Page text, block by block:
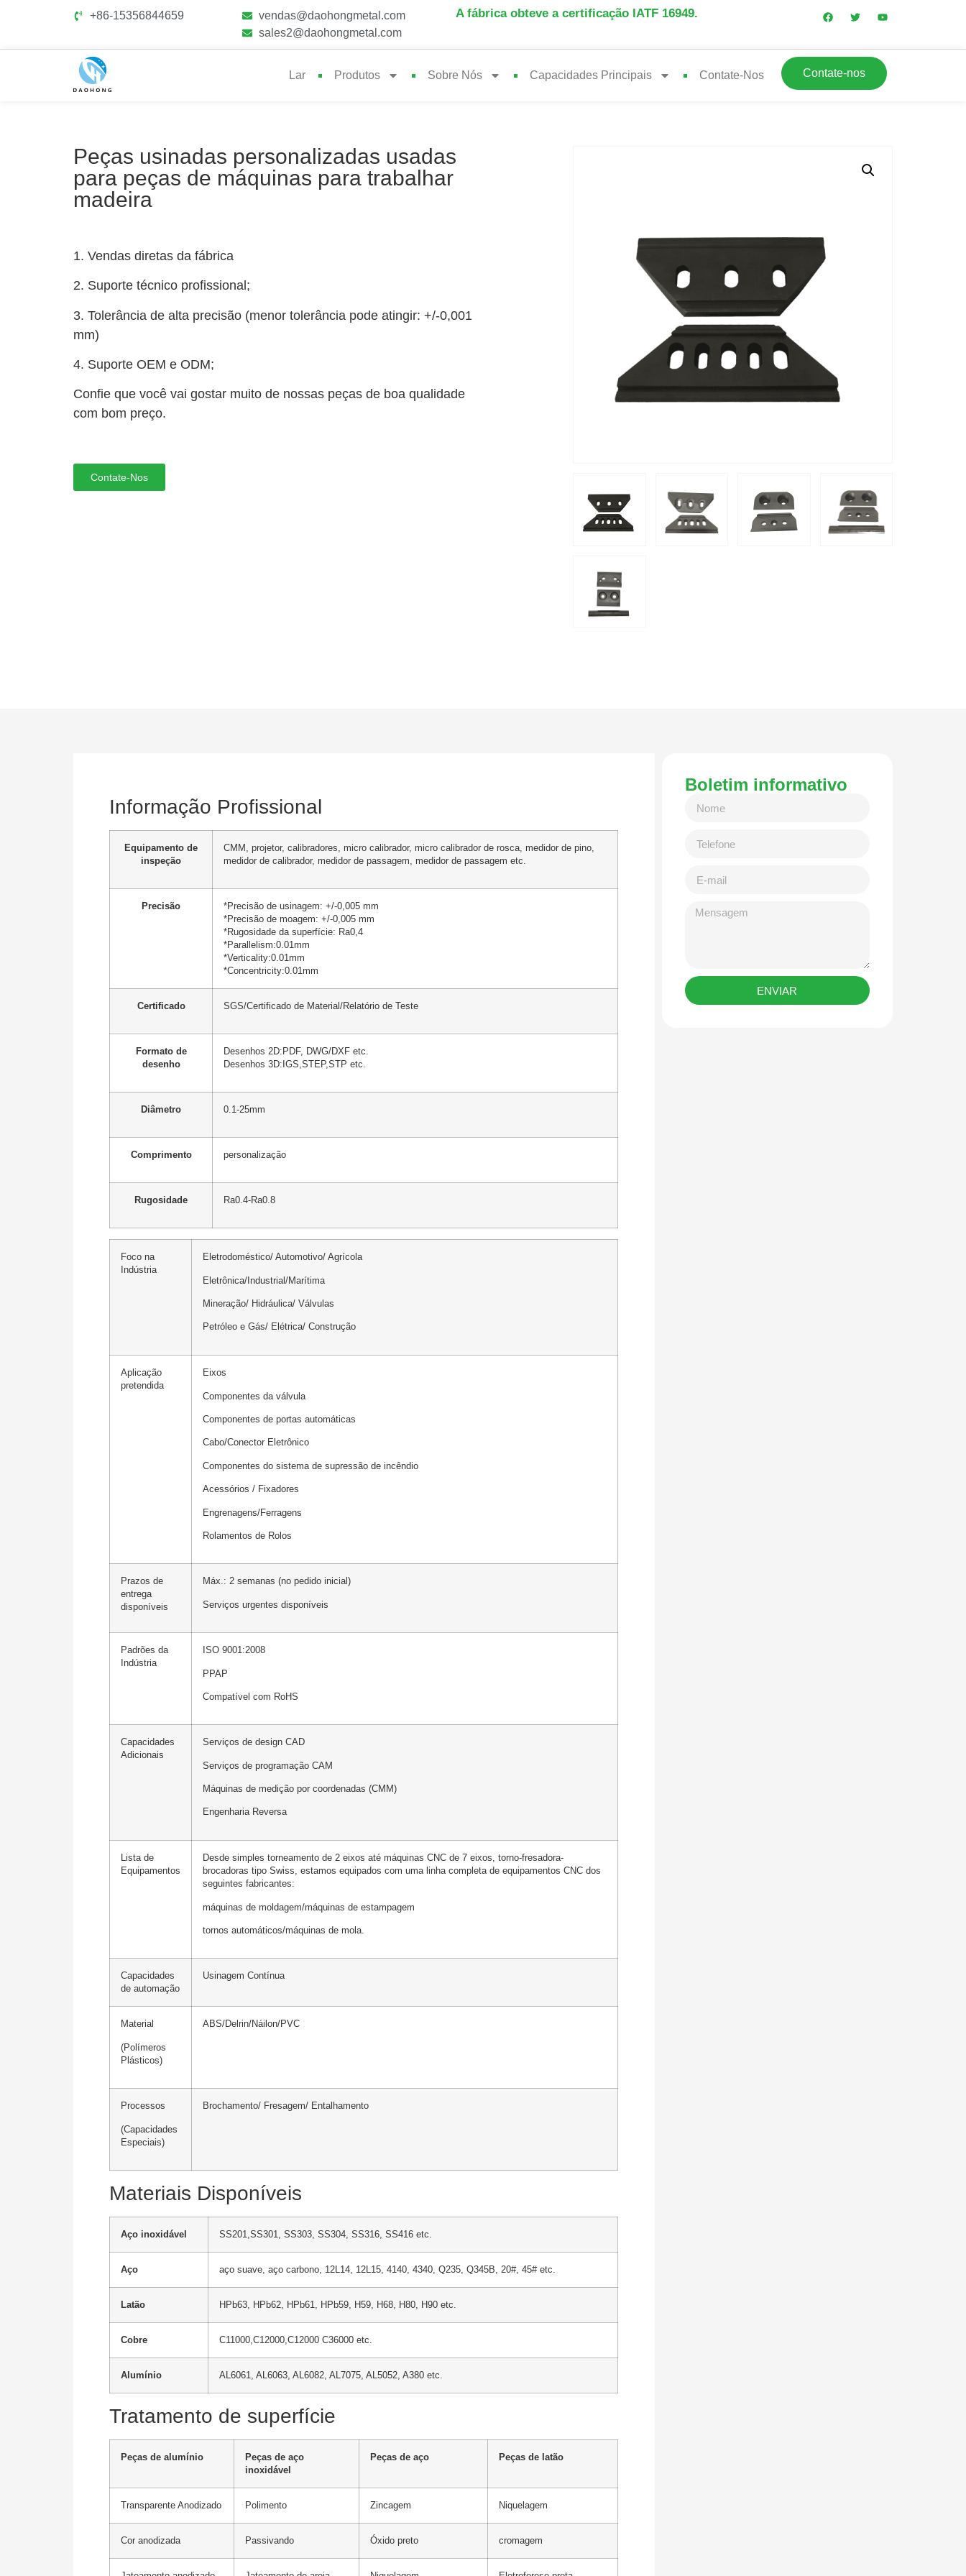
+86-15356844659
vendas@daohongmetal.com
sales2@daohongmetal.com
A fábrica obteve a certificação IATF 16949.
Lar Produtos Sobre Nós Capacidades Principais Contate-Nos Contate-nos
Peças usinadas personalizadas usadas
para peças de máquinas para trabalhar
madeira
1. Vendas diretas da fábrica
2. Suporte técnico profissional;
3. Tolerância de alta precisão (menor tolerância pode atingir: +/-0,001
mm)
4. Suporte OEM e ODM;
Confie que você vai gostar muito de nossas peças de boa qualidade
com bom preço.
Contate-Nos
Informação Profissional
Equipamento de
inspeção
CMM, projetor, calibradores, micro calibrador, micro calibrador de rosca, medidor de pino,
medidor de calibrador, medidor de passagem, medidor de passagem etc.
Precisão
*Precisão de usinagem: +/-0,005 mm
*Precisão de moagem: +/-0,005 mm
*Rugosidade da superfície: Ra0,4
*Parallelism:0.01mm
*Verticality:0.01mm
*Concentricity:0.01mm
Certificado SGS/Certificado de Material/Relatório de Teste
Formato de
desenho
Desenhos 2D:PDF, DWG/DXF etc.
Desenhos 3D:IGS,STEP,STP etc.
Diâmetro 0.1-25mm
Comprimento personalização
Rugosidade Ra0.4-Ra0.8
Foco na
Indústria
Eletrodoméstico/ Automotivo/ Agrícola
Eletrônica/Industrial/Marítima
Mineração/ Hidráulica/ Válvulas
Petróleo e Gás/ Elétrica/ Construção
Aplicação
pretendida
Eixos
Componentes da válvula
Componentes de portas automáticas
Cabo/Conector Eletrônico
Componentes do sistema de supressão de incêndio
Acessórios / Fixadores
Engrenagens/Ferragens
Rolamentos de Rolos
Prazos de
entrega
disponíveis
Máx.: 2 semanas (no pedido inicial)
Serviços urgentes disponíveis
Padrões da
Indústria
ISO 9001:2008
PPAP
Compatível com RoHS
Capacidades
Adicionais
Serviços de design CAD
Serviços de programação CAM
Máquinas de medição por coordenadas (CMM)
Engenharia Reversa
Lista de
Equipamentos
Desde simples torneamento de 2 eixos até máquinas CNC de 7 eixos, torno-fresadora-
brocadoras tipo Swiss, estamos equipados com uma linha completa de equipamentos CNC dos
seguintes fabricantes:
máquinas de moldagem/máquinas de estampagem
tornos automáticos/máquinas de mola.
Capacidades
de automação
Usinagem Contínua
Material
(Polímeros
Plásticos)
ABS/Delrin/Náilon/PVC
Processos
(Capacidades
Especiais)
Brochamento/ Fresagem/ Entalhamento
Materiais Disponíveis
Aço inoxidável SS201,SS301, SS303, SS304, SS316, SS416 etc.
Aço aço suave, aço carbono, 12L14, 12L15, 4140, 4340, Q235, Q345B, 20#, 45# etc.
Latão HPb63, HPb62, HPb61, HPb59, H59, H68, H80, H90 etc.
Cobre C11000,C12000,C12000 C36000 etc.
Alumínio AL6061, AL6063, AL6082, AL7075, AL5052, A380 etc.
Tratamento de superfície
Peças de alumínio
Peças de aço
inoxidável
Peças de aço Peças de latão
Transparente Anodizado Polimento Zincagem Niquelagem
Cor anodizada Passivando Óxido preto cromagem
Boletim informativo
ENVIAR